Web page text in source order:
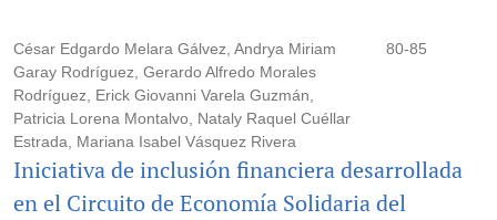
César Edgardo Melara Gálvez, Andrya Miriam
Garay Rodríguez, Gerardo Alfredo Morales
Rodríguez, Erick Giovanni Varela Guzmán,
Patricia Lorena Montalvo, Nataly Raquel Cuéllar
Estrada, Mariana Isabel Vásquez Rivera
80-85
Iniciativa de inclusión financiera desarrollada
en el Circuito de Economía Solidaria del